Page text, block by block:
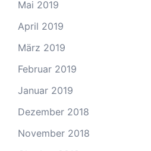
Mai 2019
April 2019
März 2019
Februar 2019
Januar 2019
Dezember 2018
November 2018